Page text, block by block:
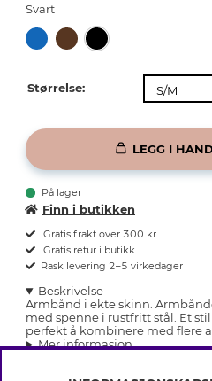
Svart
Størrelse:
LEGG I
På lager
Finn i butikken
Gratis frakt over 300 kr
Gratis retur i butikk
Rask levering 2–5 virkedager
Beskrivelse
Armbånd i ekte skinn.
med spenne i rustfritt stål. Et
perfekt å kombinere med flere
Mer informasjon